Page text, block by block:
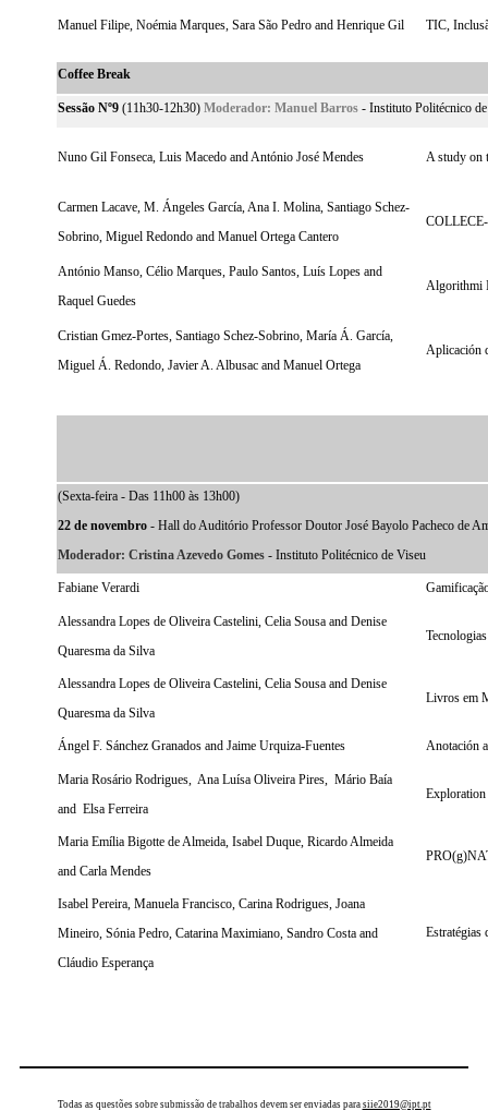
Manuel Filipe, Noémia Marques, Sara São Pedro and Henrique Gil TIC,
Coffee Break
Sessão Nº9 (11h30-12h30) Moderador: Manuel Barros - Instituto Politécnico
Nuno Gil Fonseca, Luis Macedo and António José Mendes A study on
Carmen Lacave, M. Ángeles García, Ana I. Molina, Santiago Schez-
Sobrino, Miguel Redondo and Manuel Ortega Cantero
COLLECE-
António Manso, Célio Marques, Paulo Santos, Luís Lopes and
Raquel Guedes
Algorithmi
Cristian Gmez-Portes, Santiago Schez-Sobrino, María Á. García,
Miguel Á. Redondo, Javier A. Albusac and Manuel Ortega
Aplicación
(Sexta-feira - Das 11h00 às 13h00)
22 de novembro - Hall do Auditório Professor Doutor José Bayolo Pacheco de
Moderador: Cristina Azevedo Gomes - Instituto Politécnico de Viseu
Fabiane Verardi
Alessandra Lopes de Oliveira Castelini, Celia Sousa and Denise
Quaresma da Silva
Alessandra Lopes de Oliveira Castelini, Celia Sousa and Denise
Quaresma da Silva
Livros em
Ángel F. Sánchez Granados and Jaime Urquiza-Fuentes Anotación
Maria Rosário Rodrigues, Ana Luísa Oliveira Pires, Mário Baía
and Elsa Ferreira
Exploration
Maria Emília Bigotte de Almeida, Isabel Duque, Ricardo Almeida
and Carla Mendes
Isabel Pereira, Manuela Francisco, Carina Rodrigues, Joana
Mineiro, Sónia Pedro, Catarina Maximiano, Sandro Costa and
Cláudio Esperança
Estratégias
Todas as questões sobre submissão de trabalhos devem ser enviadas para siie2019@ipt.pt